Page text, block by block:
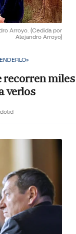
Arroyo. (Cedida por
Alejandro Arroyo)
recorren miles
verlos